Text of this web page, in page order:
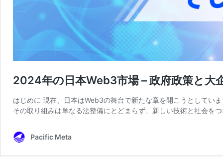
2024年の日本Web3市場 – 政府政策と大
はじめに 現在、日本はWeb3の舞台で新たな章を開こうとしてい
その取り組みは単なる法整備にとどまらず、新しい技術と社会を
Pacific Meta